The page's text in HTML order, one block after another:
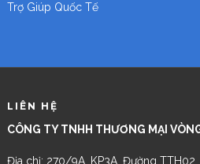
Trợ Giúp Quốc Tế
LIÊN HỆ
CÔNG TY TNHH THƯƠNG MẠI
Địa chỉ: 270/9A, KP3A, Đường